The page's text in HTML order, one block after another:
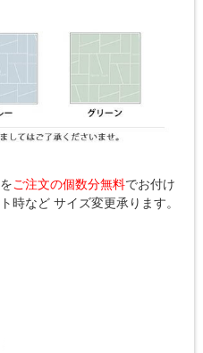
ご注文の個数分無料でお付け
時など サイズ変更承ります。